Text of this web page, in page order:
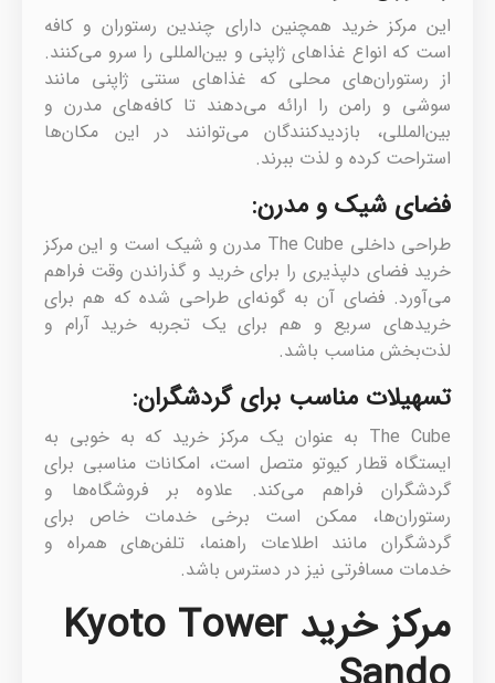
این مرکز خرید همچنین دارای چندین رستوران و کافه
است که انواع غذاهای ژاپنی و بین‌المللی را سرو می‌کنند.
از رستوران‌های محلی که غذاهای سنتی ژاپنی مانند
سوشی و رامن را ارائه می‌دهند تا کافه‌های مدرن و
بین‌المللی، بازدیدکنندگان می‌توانند در این مکان‌ها
استراحت کرده و لذت ببرند.
فضای شیک و مدرن:
طراحی داخلی The Cube مدرن و شیک است و این مرکز
خرید فضای دلپذیری را برای خرید و گذراندن وقت فراهم
می‌آورد. فضای آن به گونه‌ای طراحی شده که هم برای
خریدهای سریع و هم برای یک تجربه خرید آرام و
لذت‌بخش مناسب باشد.
تسهیلات مناسب برای گردشگران:
The Cube به عنوان یک مرکز خرید که به خوبی به
ایستگاه قطار کیوتو متصل است، امکانات مناسبی برای
گردشگران فراهم می‌کند. علاوه بر فروشگاه‌ها و
رستوران‌ها، ممکن است برخی خدمات خاص برای
گردشگران مانند اطلاعات راهنما، تلفن‌های همراه و
خدمات مسافرتی نیز در دسترس باشد.
مرکز خرید Kyoto Tower